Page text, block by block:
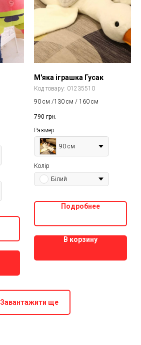
М'яка іграшка Гусак
Код товару: 01235510
90 см /130 см / 160 см
790 грн.
Размер
90 см
Колір
Білий
Подробнее
В корзину
Завантажити ще